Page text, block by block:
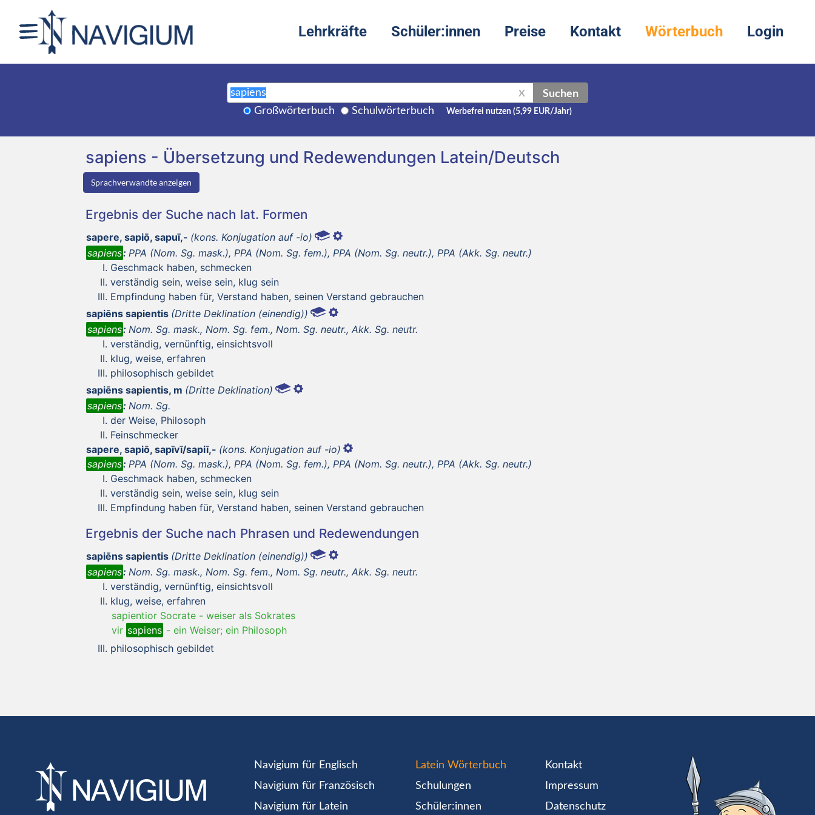
Lehrkräfte Schüler:innen Preise Kontakt Wörterbuch Login
X Suchen
Großwörterbuch Schulwörterbuch Werbefrei nutzen (5,99 EUR/Jahr)
sapiens - Übersetzung und Redewendungen Latein/Deutsch
Sprachverwandte anzeigen
Ergebnis der Suche nach lat. Formen
sapere, sapiō, sapuī,- (kons. Konjugation auf -io)
sapiens: PPA (Nom. Sg. mask.), PPA (Nom. Sg. fem.), PPA (Nom. Sg. neutr.), PPA (Akk. Sg. neutr.)
Geschmack haben, schmecken
verständig sein, weise sein, klug sein
Empfindung haben für, Verstand haben, seinen Verstand gebrauchen
sapiēns sapientis (Dritte Deklination (einendig))
sapiens: Nom. Sg. mask., Nom. Sg. fem., Nom. Sg. neutr., Akk. Sg. neutr.
verständig, vernünftig, einsichtsvoll
klug, weise, erfahren
philosophisch gebildet
sapiēns sapientis, m (Dritte Deklination)
sapiens: Nom. Sg.
der Weise, Philosoph
Feinschmecker
sapere, sapiō, sapīvī/sapiī,- (kons. Konjugation auf -io)
sapiens: PPA (Nom. Sg. mask.), PPA (Nom. Sg. fem.), PPA (Nom. Sg. neutr.), PPA (Akk. Sg. neutr.)
Geschmack haben, schmecken
verständig sein, weise sein, klug sein
Empfindung haben für, Verstand haben, seinen Verstand gebrauchen
Ergebnis der Suche nach Phrasen und Redewendungen
sapiēns sapientis (Dritte Deklination (einendig))
sapiens: Nom. Sg. mask., Nom. Sg. fem., Nom. Sg. neutr., Akk. Sg. neutr.
verständig, vernünftig, einsichtsvoll
klug, weise, erfahren
sapientior Socrate - weiser als Sokrates
vir sapiens - ein Weiser; ein Philosoph
philosophisch gebildet
Navigium für Englisch
Navigium für Französisch
Navigium für Latein
Latein Wörterbuch
Schulungen
Schüler:innen
Kontakt
Impressum
Datenschutz